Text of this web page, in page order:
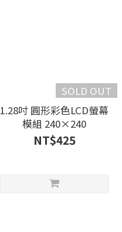
SOLD OUT
1.28吋 圓形彩色LCD螢幕
模組 240×240
NT$425